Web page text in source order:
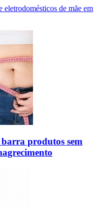
eletrodomésticos de mãe em
produtos sem